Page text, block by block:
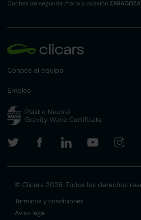
Coches de segunda mano y ocasión ZARAGOZA
Conoce al equipo
Empleo
© Clicars 2026. Todos los derechos
Términos y condiciones
Aviso legal